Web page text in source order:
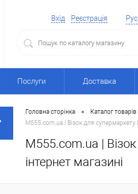
Вхід Реєстрація Рус
Послуги Доставка
Головна сторінка • Каталог товарів
M555.com.ua | Візок для
M555.com.ua |
інтернет магазині